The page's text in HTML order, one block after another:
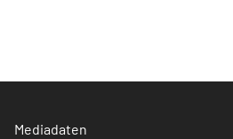
Mediadaten